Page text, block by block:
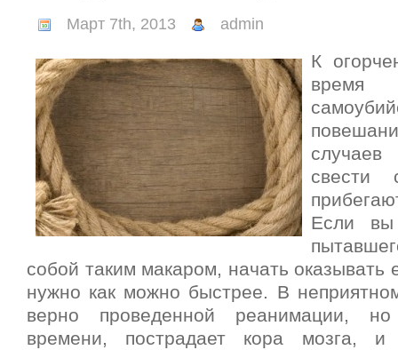
РЕВМАТОЛОГИЯ И НЕФРОЛОГИЯ
СЕКСОЛОГИЯ
ЭНДОКРИНОЛОГИЯ
Март 7th, 2013 admin
К
время
свести
Если вы
собой таким макаром, начать
нужно как можно быстрее. В
верно проведенной реанимации,
времени, пострадает кора мозга, и